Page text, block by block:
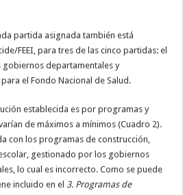
partida asignada también está
FEEI, para tres de las cinco partidas: el
gobiernos departamentales y
el Fondo Nacional de Salud.
establecida es por programas y
de máximos a mínimos (Cuadro 2).
con los programas de construcción,
gestionado por los gobiernos
lo cual es incorrecto. Como se puede
incluido en el3. Programas de